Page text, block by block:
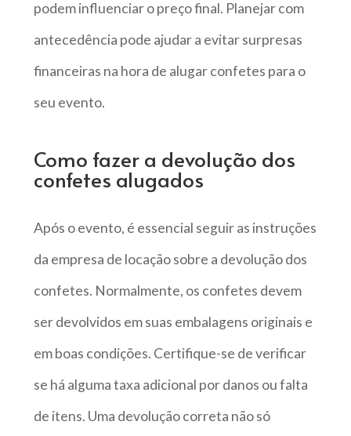
podem influenciar o preço final. Planejar com
antecedência pode ajudar a evitar surpresas
financeiras na hora de alugar confetes para o
seu evento.
Como fazer a devolução dos
confetes alugados
Após o evento, é essencial seguir as instruções
da empresa de locação sobre a devolução dos
confetes. Normalmente, os confetes devem
ser devolvidos em suas embalagens originais e
em boas condições. Certifique-se de verificar
se há alguma taxa adicional por danos ou falta
de itens. Uma devolução correta não só